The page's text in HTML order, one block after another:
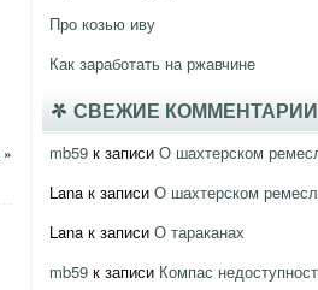
»
Про козью иву
Как заработать на ржавчине
СВЕЖИЕ КОММЕНТАРИИ
mb59 к записи О шахтерском
Lana к записи О шахтерском
Lana к записи О тараканах
mb59 к записи Компас